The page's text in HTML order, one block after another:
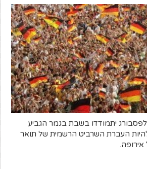
יתמודדו בשבת בגמר הגביע
העברת השרביט הרשמית של תואר